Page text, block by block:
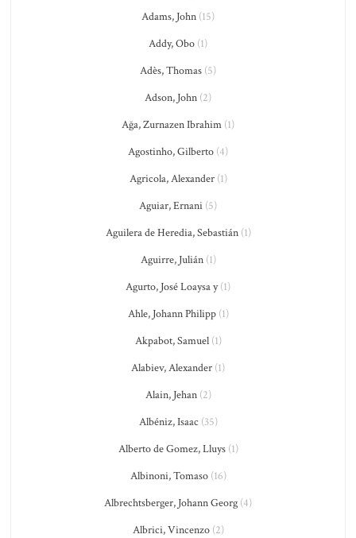
Adams, John (15)
Addy, Obo (1)
Adès, Thomas (5)
Adson, John (2)
Ağa, Zurnazen Ibrahim (1)
Agostinho, Gilberto (4)
Agricola, Alexander(1)
Aguiar, Ernani (5)
Aguilera de Heredia, Sebastián(1)
Aguirre, Julián(1)
Agurto, José Loaysa y(1)
Ahle, Johann Philipp(1)
Akpabot, Samuel(1)
Alabiev, Alexander (1)
Alain, Jehan(2)
Albéniz, Isaac (35)
Alberto de Gomez, Lluys(1)
Albinoni, Tomaso(16)
Albrechtsberger, Johann Georg (4)
Albrici, Vincenzo(2)